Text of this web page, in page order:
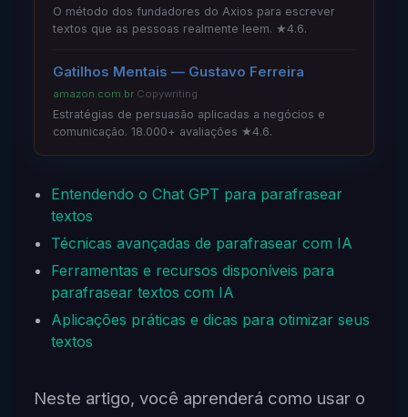
O método dos fundadores do Axios para escrever
textos que as pessoas realmente leem. ★4.6.
Gatilhos Mentais — Gustavo Ferreira
amazon.com.br·Copywriting
Estratégias de persuasão aplicadas a negócios e
comunicação. 18.000+ avaliações ★4.6.
Entendendo o Chat GPT para parafrasear
textos
Técnicas avançadas de parafrasear com IA
Ferramentas e recursos disponíveis para
parafrasear textos com IA
Aplicações práticas e dicas para otimizar seus
textos
Neste artigo, você aprenderá como usar o